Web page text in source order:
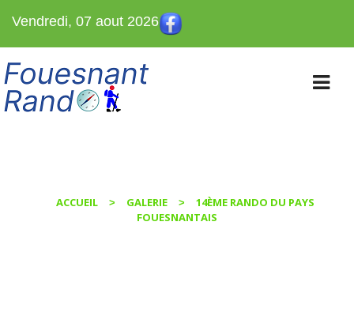
Vendredi, 07 aout 2026
ACCUEIL > GALERIE >
14ÈME RANDO DU PAYS
FOUESNANTAIS